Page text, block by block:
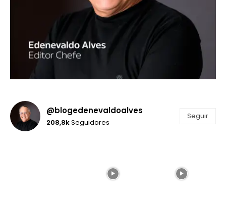
@blogedenevaldoalves
208,8kSeguidores
Seguir